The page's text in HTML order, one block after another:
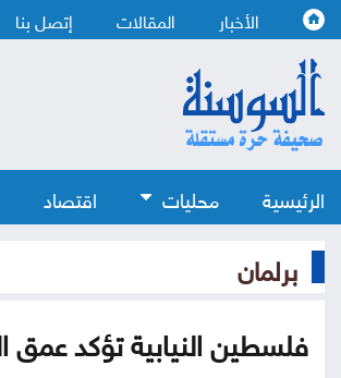
الأخبار المقالات إتصل بنا
الرئيسية محليات اقتصاد
برلمان
فلسطين النيابية تؤكد عمق